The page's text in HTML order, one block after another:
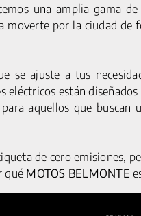
una amplia gama
moverte por la ciudad
se ajuste a tus
eléctricos están
aquellos que
de cero emisiones,
qué MOTOS BELMONTE
C1S PRO
G5 S
G5 PRO